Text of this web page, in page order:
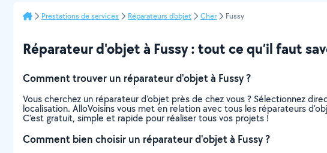
Prestations de services Réparateurs d'objet Cher Fussy
Réparateur d'objet à Fussy : tout ce qu’il faut
Comment trouver un réparateur d'objet à Fussy ?
Vous cherchez un réparateur d'objet près de chez vous ? Sélectionnez
localisation. AlloVoisins vous met en relation avec tous les réparateurs
C’est gratuit, simple et rapide pour réaliser tous vos projets !
Comment bien choisir un réparateur d'objet à Fussy ?